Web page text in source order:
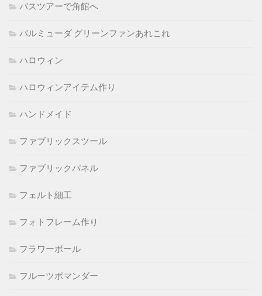
バスツアーで角館へ
バルミューダ グリーンファンあれこれ
ハロウィン
ハロウィンアイテム作り
ハンドメイド
ファブリックスツール
ファブリックパネル
フェルト細工
フォトフレーム作り
フラワーボール
フルーツポマンダー